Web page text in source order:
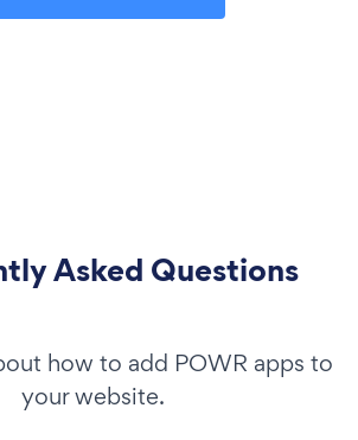
Asked Questions
how to add POWR apps to
your website.